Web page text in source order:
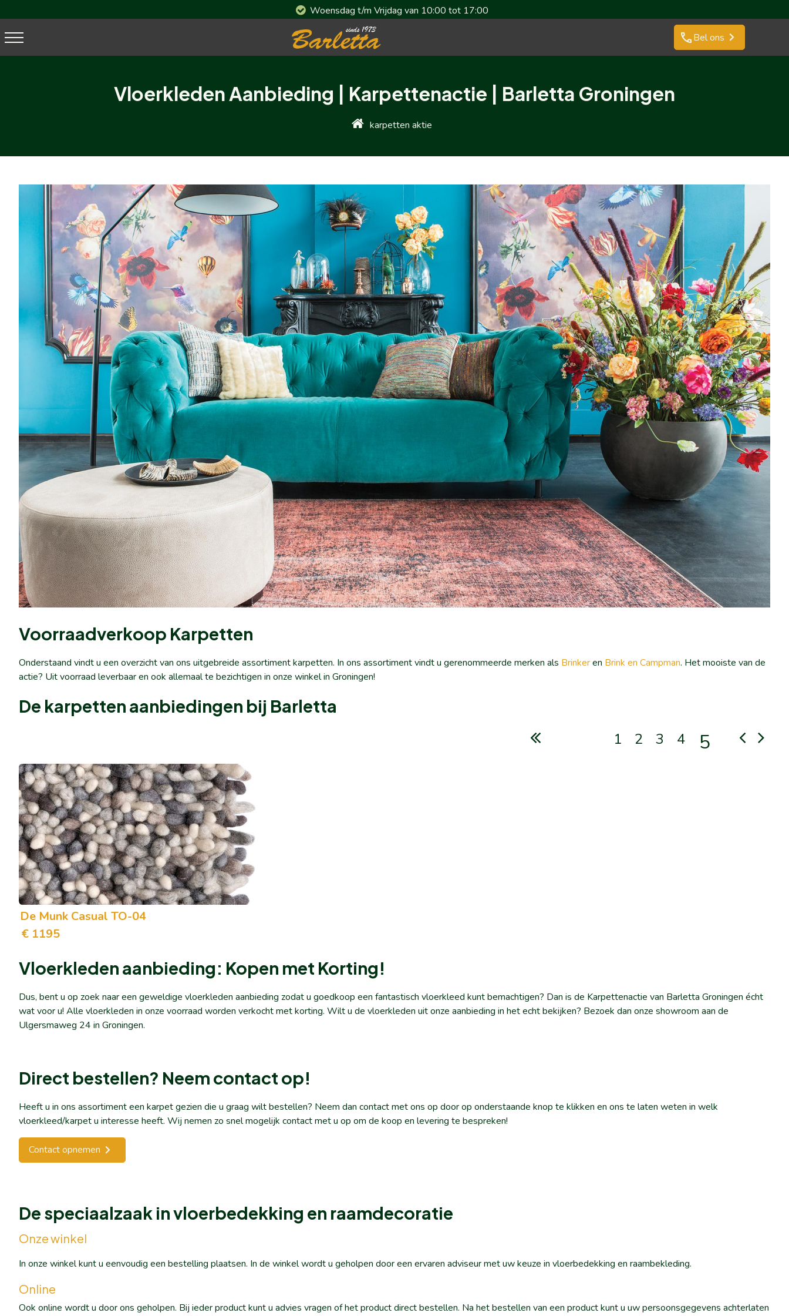
phoneBel ons
Woensdag t/m Vrijdag van 10:00 tot 17:00
Vloerkleden Aanbieding | Karpettenactie | Barletta Groningen
karpetten aktie
De speciaalzaak in vloerbedekking en raamdecoratie
Onze winkel
In onze winkel kunt u eenvoudig een bestelling plaatsen. In de winkel wordt u geholpen door een ervaren adviseur met uw keuze in vloerbedekking en raambekleding.
Online
Ook online wordt u door ons geholpen. Bij ieder product kunt u advies vragen of het product direct bestellen. Na het bestellen van een product kunt u uw persoonsgegevens achterlaten
Voorraadverkoop Karpetten
Onderstaand vindt u een overzicht van ons uitgebreide assortiment karpetten. In ons assortiment vindt u gerenommeerde merken als Brinkeren Brink en Campman. Het mooiste van de
actie? Uit voorraad leverbaar en ook allemaal te bezichtigen in onze winkel in Groningen!
De karpetten aanbiedingen bij Barletta
1 2 3 4 5
De Munk Casual TO-04
1195
Vloerkleden aanbieding: Kopen met Korting!
Dus, bent u op zoek naar een geweldige vloerkleden aanbieding zodat u goedkoop een fantastisch vloerkleed kunt bemachtigen? Dan is de Karpettenactie van Barletta Groningen écht
wat voor u! Alle vloerkleden in onze voorraad worden verkocht met korting. Wilt u de vloerkleden uit onze aanbieding in het echt bekijken? Bezoek dan onze showroom aan de
Ulgersmaweg 24 in Groningen.
Direct bestellen? Neem contact op!
Heeft u in ons assortiment een karpet gezien die u graag wilt bestellen? Neem dan contact met ons op door op onderstaande knop te klikken en ons te laten weten in welk
vloerkleed/karpet u interesse heeft. Wij nemen zo snel mogelijk contact met u op om de koop en levering te bespreken!
Contact opnemen